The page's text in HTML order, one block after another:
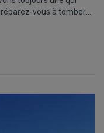
vous à tomber